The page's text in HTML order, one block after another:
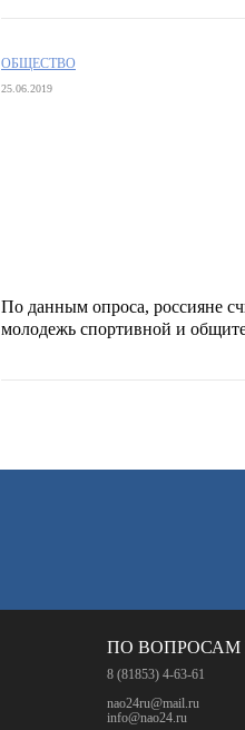
ОБЩЕСТВО
25.06.2019
По данным опроса, россияне
молодежь спортивной и
ПО
8 (81853) 4-63-61
nao24ru@mail.ru
info@nao24.ru